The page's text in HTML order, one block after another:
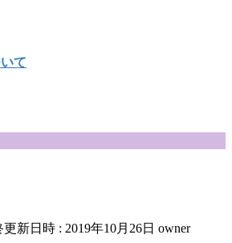
て
更新日時 : 2019年10月26日 owner